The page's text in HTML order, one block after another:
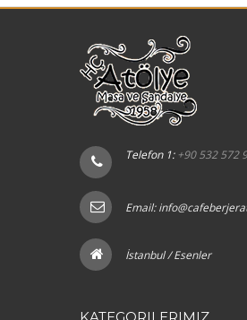
Telefon 1: +90 532 572
Email:
İstanbul / Esenler